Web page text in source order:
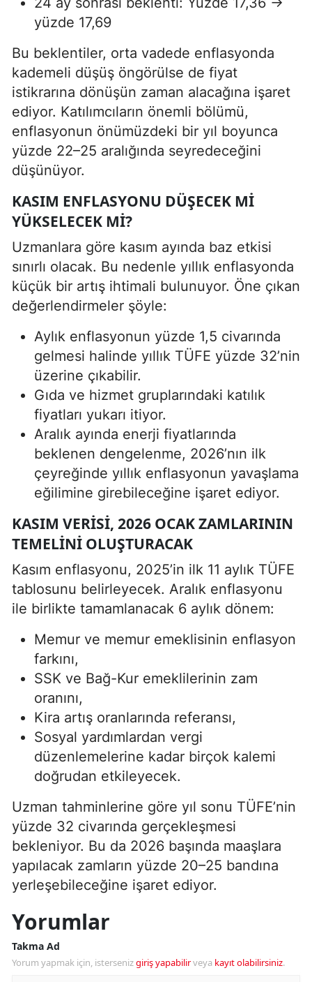
yüzde 17,69
Bu beklentiler, orta vadede enflasyonda
kademeli düşüş öngörülse de fiyat
istikrarına dönüşün zaman alacağına işaret
ediyor. Katılımcıların önemli bölümü,
enflasyonun önümüzdeki bir yıl boyunca
yüzde 22–25 aralığında seyredeceğini
düşünüyor.
KASIM ENFLASYONU DÜŞECEK MI
YÜKSELECEK MI?
Uzmanlara göre kasım ayında baz etkisi
sınırlı olacak. Bu nedenle yıllık enflasyonda
küçük bir artış ihtimali bulunuyor. Öne çıkan
değerlendirmeler şöyle:
Aylık enflasyonun yüzde 1,5 civarında
gelmesi halinde yıllık TÜFE yüzde 32’nin
üzerine çıkabilir.
Gıda ve hizmet gruplarındaki katılık
fiyatları yukarı itiyor.
Aralık ayında enerji fiyatlarında
beklenen dengelenme, 2026’nın ilk
çeyreğinde yıllık enflasyonun yavaşlama
eğilimine girebileceğine işaret ediyor.
KASIM VERISI, 2026 OCAK ZAMLARININ
TEMELINI OLUŞTURACAK
Kasım enflasyonu, 2025’in ilk 11 aylık TÜFE
tablosunu belirleyecek. Aralık enflasyonu
ile birlikte tamamlanacak 6 aylık dönem:
Memur ve memur emeklisinin enflasyon
farkını,
SSK ve Bağ-Kur emeklilerinin zam
oranını,
Kira artış oranlarında referansı,
Sosyal yardımlardan vergi
düzenlemelerine kadar birçok kalemi
doğrudan etkileyecek.
Uzman tahminlerine göre yıl sonu TÜFE’nin
yüzde 32 civarında gerçekleşmesi
bekleniyor. Bu da 2026 başında maaşlara
yapılacak zamların yüzde 20–25 bandına
yerleşebileceğine işaret ediyor.
Yorumlar
Takma Ad
Yorum yapmak için, istersenizgiriş yapabilirveya kayıt olabilirsiniz.